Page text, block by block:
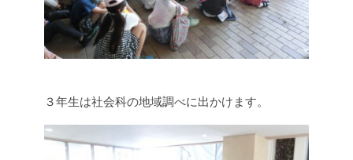
３年生は社会科の地域調べに出かけます。